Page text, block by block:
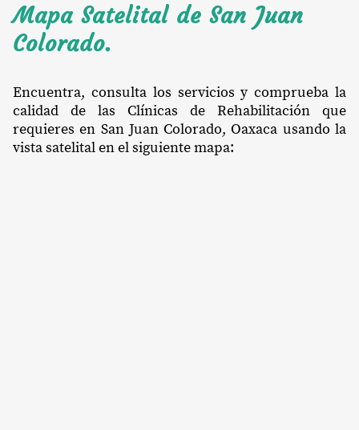
Mapa Satelital de San Juan
Colorado.
Encuentra, consulta los servicios y comprueba la
calidad de las Clínicas de Rehabilitación que
requieres en San Juan Colorado, Oaxaca usando la
vista satelital en el siguiente mapa: